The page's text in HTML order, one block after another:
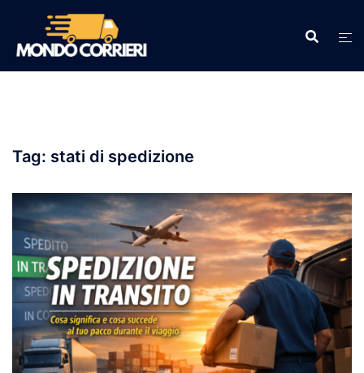
contenuto
Tag: stati di spedizione